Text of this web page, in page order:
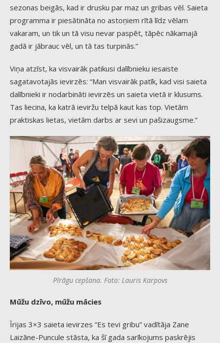
sezonas beigās, kad ir drusku par maz un gribas vēl. Saieta
programma ir piesātināta no astoņiem rītā līdz vēlam
vakaram, un tik un tā visu nevar paspēt, tāpēc nākamajā
gadā ir jābrauc vēl, un tā tas turpinās.”
Viņa atzīst, ka visvairāk patikusi dalībnieku iesaiste
sagatavotajās ievirzēs: “Man visvairāk patīk, kad visi saieta
dalībnieki ir nodarbināti ievirzēs un saieta vietā ir klusums.
Tas liecina, ka katrā ieviržu telpā kaut kas top. Vietām
praktiskas lietas, vietām darbs ar sevi un pašizaugsme.”
Pīrāgu cepšana. Foto: Lauris Karpovs
Mūžu dzīvo, mūžu mācies
Īrijas 3×3 saieta ievirzes “Es tevi gribu” vadītāja Zane
Laizāne-Puncule stāsta, ka šī gada sarīkojums paskrējis